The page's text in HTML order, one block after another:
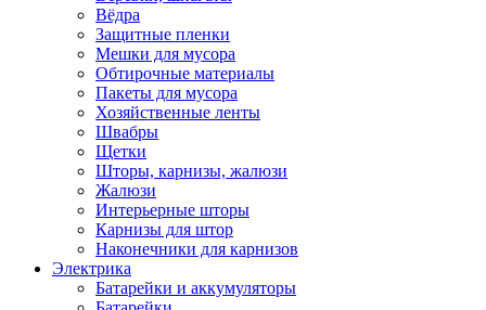
Вёдра
Защитные пленки
Мешки для мусора
Обтирочные материалы
Пакеты для мусора
Хозяйственные ленты
Швабры
Щетки
Шторы, карнизы, жалюзи
Жалюзи
Интерьерные шторы
Карнизы для штор
Наконечники для карнизов
Электрика
Батарейки и аккумуляторы